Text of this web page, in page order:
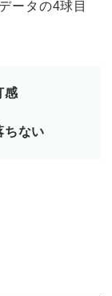
ータの4球目
感
ちない